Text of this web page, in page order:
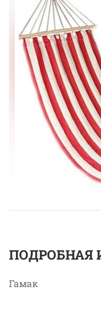
ПОДРОБНАЯ
Гамак